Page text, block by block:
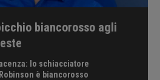
biancorosso agli
lo schiacciatore
è biancorosso